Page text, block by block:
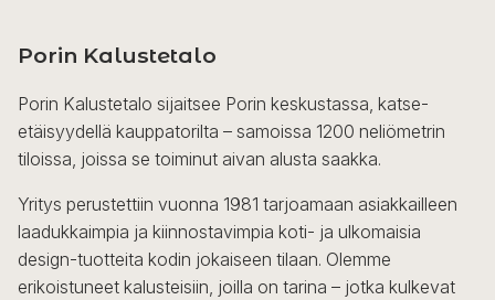
muunnelma.
tehdä
valinnat
tuotteen
sivulla.
Porin Kalustetalo
Porin Kalustetalo sijaitsee Porin keskustassa, katse-
etäisyydellä kauppatorilta – samoissa 1200 neliömetrin
tiloissa, joissa se toiminut aivan alusta saakka.
Yritys perustettiin vuonna 1981 tarjoamaan asiakkailleen
laadukkaimpia ja kiinnostavimpia koti- ja ulkomaisia
design-tuotteita kodin jokaiseen tilaan. Olemme
erikoistuneet kalusteisiin, joilla on tarina – jotka kulkevat